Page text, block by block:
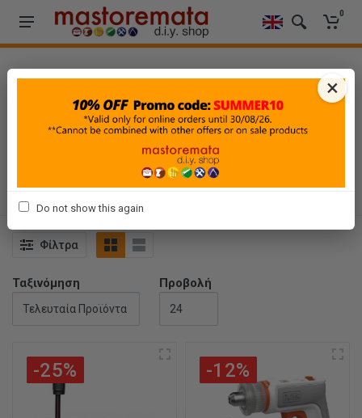
0
POWER TOOLS OFFERS - ΗΛΕΚΤΡΙΚΑ ΕΡΓΑΛΕΙΑ -
ΔΡΑΠΑΝΟΚΑΤΣΑΒΙΔΑ ΜΠΑΤΑΡΙΑΣ
ΔΡΑΠΑΝΟΚΑΤΣΑΒΙΔΑ
ΜΠΑΤΑΡΙΑΣ
Φίλτρα
Ταξινόμηση Προβολή
-25% -12%
×
Do not show this again